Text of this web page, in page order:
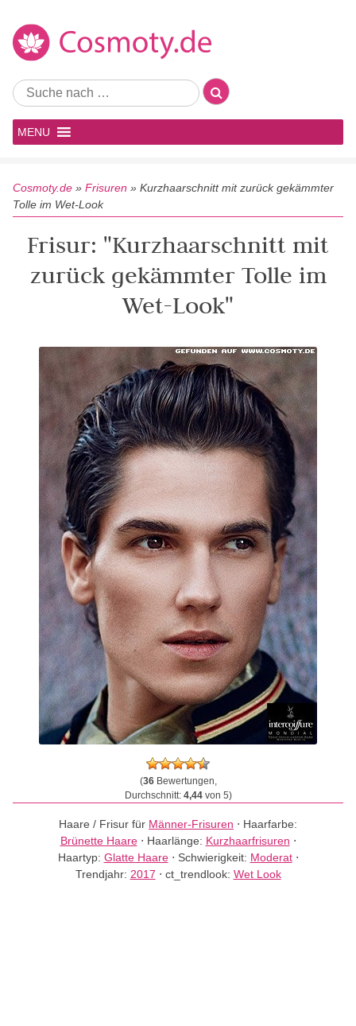
MENU
Cosmoty.de » Frisuren » Kurzhaarschnitt mit zurück gekämmter
Tolle im Wet-Look
Frisur: "Kurzhaarschnitt mit
zurück gekämmter Tolle im
Wet-Look"
(36Bewertungen,
Durchschnitt: 4,44von 5)
Haare / Frisur für Männer-Frisuren ⋅ Haarfarbe:
Brünette Haare⋅ Haarlänge: Kurzhaarfrisuren ⋅
Haartyp: Glatte Haare⋅ Schwierigkeit: Moderat⋅
Trendjahr: 2017 ⋅ ct_trendlook: Wet Look